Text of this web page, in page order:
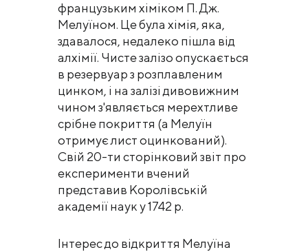
французьким хіміком П. Дж.
Мелуїном. Це була хімія, яка,
здавалося, недалеко пішла від
алхімії. Чисте залізо опускається
в резервуар з розплавленим
цинком, і на залізі дивовижним
чином з'являється мерехтливе
срібне покриття (а Мелуїн
отримує лист оцинкований).
Свій 20-ти сторінковий звіт про
експерименти вчений
представив Королівській
академії наук у 1742 р.
Інтерес до відкриття Мелуїна